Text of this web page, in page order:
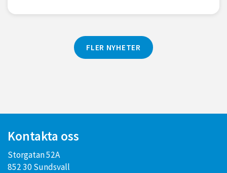
FLER NYHETER
Kontakta oss
Storgatan 52A
852 30 Sundsvall